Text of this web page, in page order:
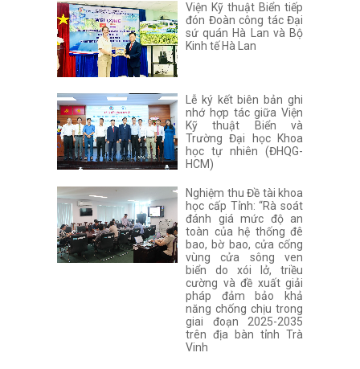
Viện Kỹ thuật Biển tiếp
đón Đoàn công tác Đại
sứ quán Hà Lan và Bộ
Kinh tế Hà Lan
Lễ ký kết biên bản ghi
nhớ hợp tác giữa Viện
Kỹ thuật Biển và
Trường Đại học Khoa
học tự nhiên (ĐHQG-
HCM)
Nghiệm thu Đề tài khoa
học cấp Tỉnh: “Rà soát
đánh giá mức độ an
toàn của hệ thống đê
bao, bờ bao, cửa cống
vùng cửa sông ven
biển do xói lở, triều
cường và đề xuất giải
pháp đảm bảo khả
năng chống chịu trong
giai đoạn 2025-2035
trên địa bàn tỉnh Trà
Vinh